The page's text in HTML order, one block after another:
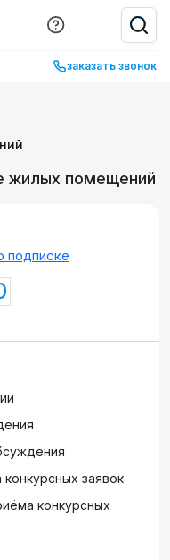
заказать звонок
жилых помещений
подписке
заявок
конкурсных